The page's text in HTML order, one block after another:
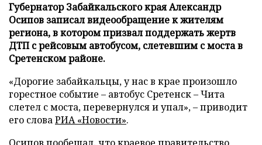
Губернатор Забайкальского края Александр
Осипов записал видеообращение к жителям
региона, в котором призвал поддержать жертв
ДТП с рейсовым автобусом, слетевшим с моста в
Сретенском районе.
«Дорогие забайкальцы, у нас в крае произошло
горестное событие – автобус Сретенск – Чита
слетел с моста, перевернулся и упал», – приводит
его словаРИА «Новости».